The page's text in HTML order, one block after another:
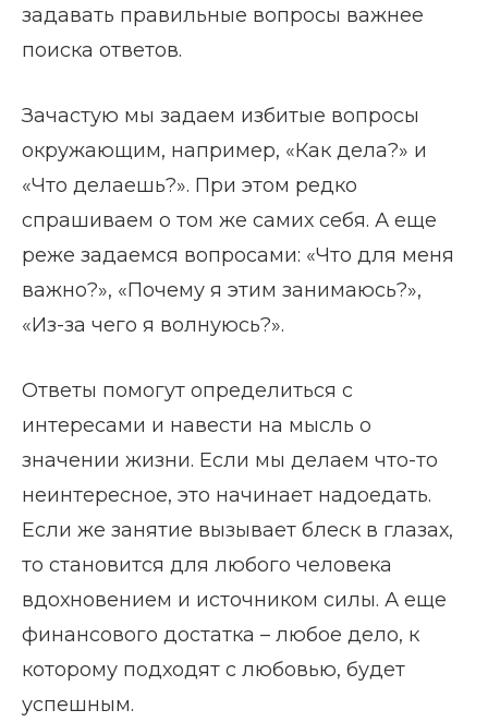
задавать правильные вопросы важнее
поиска ответов.
Зачастую мы задаем избитые вопросы
окружающим, например, «Как дела?» и
«Что делаешь?». При этом редко
спрашиваем о том же самих себя. А еще
реже задаемся вопросами: «Что для меня
важно?», «Почему я этим занимаюсь?»,
«Из-за чего я волнуюсь?».
Ответы помогут определиться с
интересами и навести на мысль о
значении жизни. Если мы делаем что-то
неинтересное, это начинает надоедать.
Если же занятие вызывает блеск в глазах,
то становится для любого человека
вдохновением и источником силы. А еще
финансового достатка – любое дело, к
которому подходят с любовью, будет
успешным.